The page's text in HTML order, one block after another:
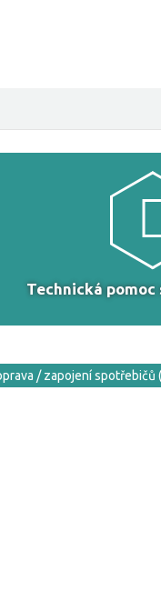
Technická pomoc
/ zapojení spotřebičů